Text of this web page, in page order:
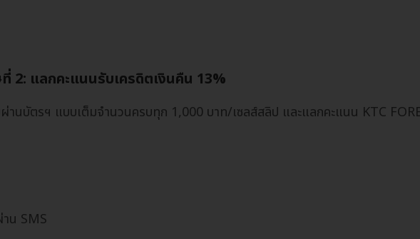
2: แลกคะแนนรับเครดิตเงินคืน 13%
ผ่านบัตรฯ แบบเต็มจำนวนครบทุก 1,000 บาท/เซลส์สลิป และแลกคะแนน KTC
น SMS